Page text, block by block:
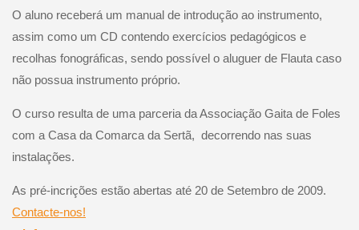
O aluno receberá um manual de introdução ao instrumento,
assim como um CD contendo exercícios pedagógicos e
recolhas fonográficas, sendo possível o aluguer de Flauta caso
não possua instrumento próprio.
O curso resulta de uma parceria da Associação Gaita de Foles
com a Casa da Comarca da Sertã, decorrendo nas suas
instalações.
As pré-incrições estão abertas até 20 de Setembro de 2009.
Contacte-nos!